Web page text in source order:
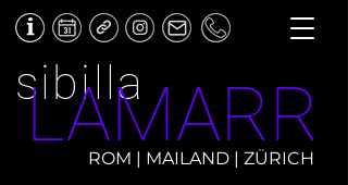
sibilla
LAMARR
ROM | MAILAND | ZÜRICH